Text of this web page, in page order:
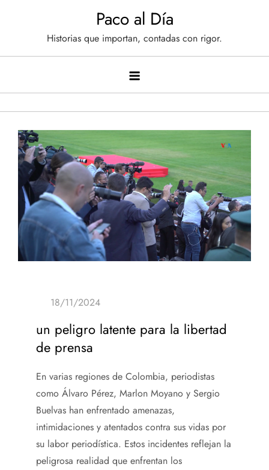
Paco al Día
Historias que importan, contadas con rigor.
un peligro latente para la libertad
de prensa
En varias regiones de Colombia, periodistas
como Álvaro Pérez, Marlon Moyano y Sergio
Buelvas han enfrentado amenazas,
intimidaciones y atentados contra sus vidas por
su labor periodística. Estos incidentes reflejan la
peligrosa realidad que enfrentan los